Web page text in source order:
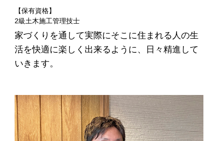
【保有資格】
2級土木施工管理技士
家づくりを通して実際にそこに住まれる人の生
活を快適に楽しく出来るように、日々精進して
いきます。